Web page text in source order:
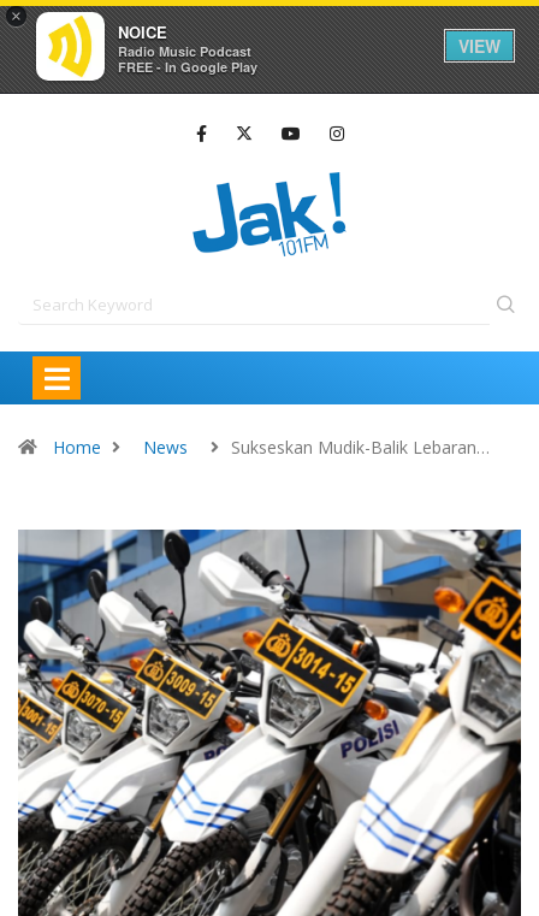
×
NOICE
Radio Music Podcast
FREE - In Google Play
VIEW
Home News Sukseskan Mudik-Balik Lebaran…